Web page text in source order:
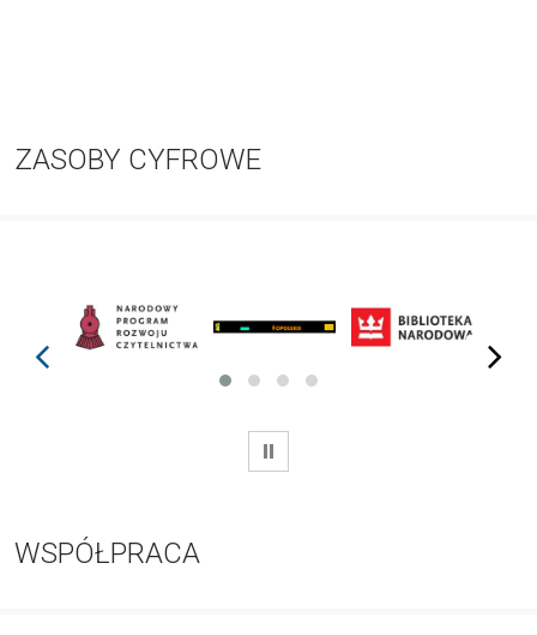
ZASOBY CYFROWE
prev next
WSTRZYMAJ
WSPÓŁPRACA